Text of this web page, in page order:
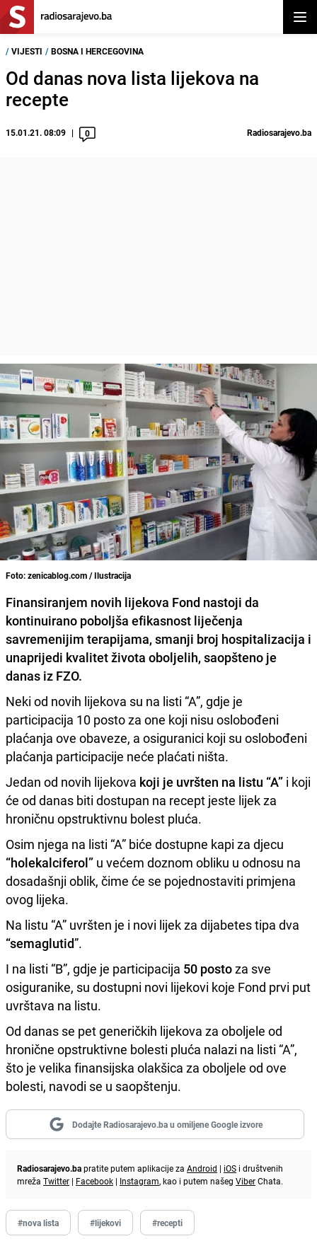
/ VIJESTI / BOSNA I HERCEGOVINA
Od danas nova lista lijekova na
recepte
15.01.21. 08:09 0 Radiosarajevo.ba
Foto: zenicablog.com / Ilustracija
Finansiranjem novih lijekova Fond nastoji da
kontinuirano poboljša efikasnost liječenja
savremenijim terapijama, smanji broj hospitalizacija i
unaprijedi kvalitet života oboljelih, saopšteno je
danas iz FZO.
Neki od novih lijekova su na listi “A”, gdje je
participacija 10 posto za one koji nisu oslobođeni
plaćanja ove obaveze, a osiguranici koji su oslobođeni
plaćanja participacije neće plaćati ništa.
Jedan od novih lijekova koji je uvršten na listu “A” i koji
će od danas biti dostupan na recept jeste lijek za
hroničnu opstruktivnu bolest pluća.
Osim njega na listi “A” biće dostupne kapi za djecu
“holekalciferol” u većem doznom obliku u odnosu na
dosadašnji oblik, čime će se pojednostaviti primjena
ovog lijeka.
Na listu “A” uvršten je i novi lijek za dijabetes tipa dva
“semaglutid”.
I na listi “B”, gdje je participacija 50 postoza sve
osiguranike, su dostupni novi lijekovi koje Fond prvi put
uvrštava na listu.
Od danas se pet generičkih lijekova za oboljele od
hronične opstruktivne bolesti pluća nalazi na listi “A”,
što je velika finansijska olakšica za oboljele od ove
bolesti, navodi se u saopštenju.
Dodajte Radiosarajevo.ba u omiljene Google izvore
Radiosarajevo.bapratite putem aplikacije za Android | iOS i društvenih
mreža Twitter | Facebook | Instagram, kao i putem našeg ViberChata.
#nova lista #lijekovi #recepti